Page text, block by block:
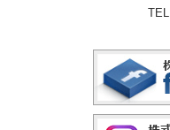
TEL